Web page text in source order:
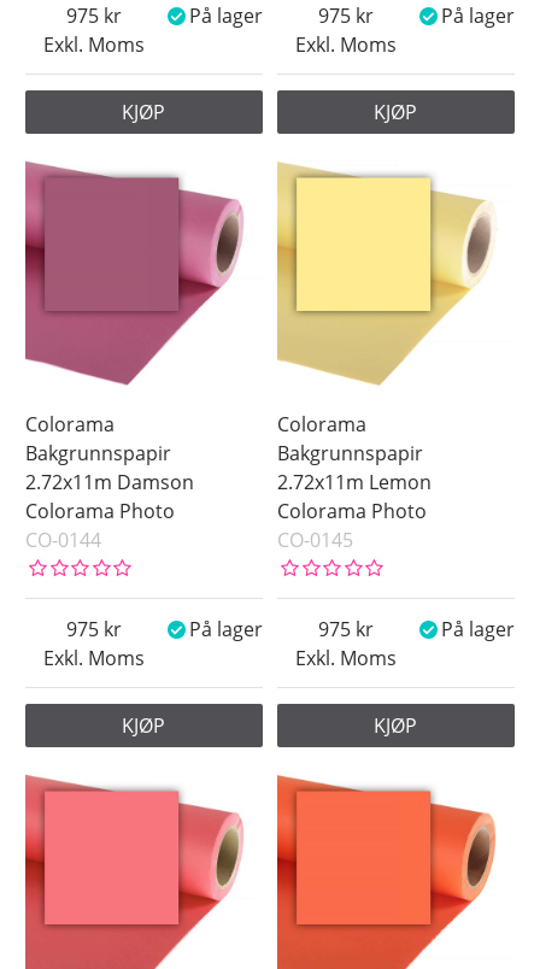
Exkl. Moms
975 På lager
KJØP
Exkl. Moms
975 På lager
KJØP
Colorama
Bakgrunnspapir
2.72x11m Damson
Colorama Photo
CO-0144
Exkl. Moms
975 På lager
KJØP
Colorama
Bakgrunnspapir
2.72x11m Lemon
Colorama Photo
CO-0145
Exkl. Moms
975 På lager
KJØP